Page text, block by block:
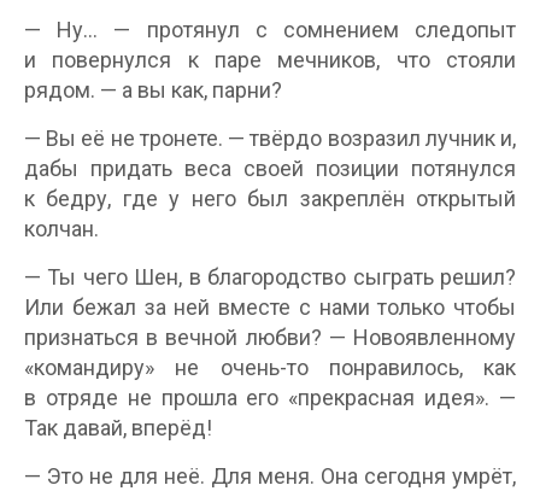
— Ну… — протянул с сомнением следопыт
и повернулся к паре мечников, что стояли
рядом. — а вы как, парни?
— Вы её не тронете. — твёрдо возразил лучник и,
дабы придать веса своей позиции потянулся
к бедру, где у него был закреплён открытый
колчан.
— Ты чего Шен, в благородство сыграть решил?
Или бежал за ней вместе с нами только чтобы
признаться в вечной любви? — Новоявленному
«командиру» не очень-то понравилось, как
в отряде не прошла его «прекрасная идея». —
Так давай, вперёд!
— Это не для неё. Для меня. Она сегодня умрёт,